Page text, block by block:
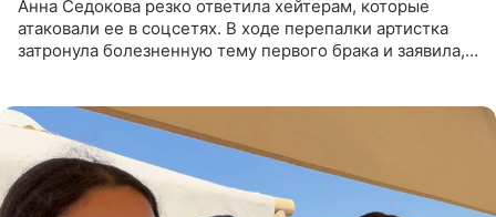
Анна Седокова резко ответила хейтерам, которые
атаковали ее в соцсетях. В ходе перепалки артистка
затронула болезненную тему первого брака и заявила,